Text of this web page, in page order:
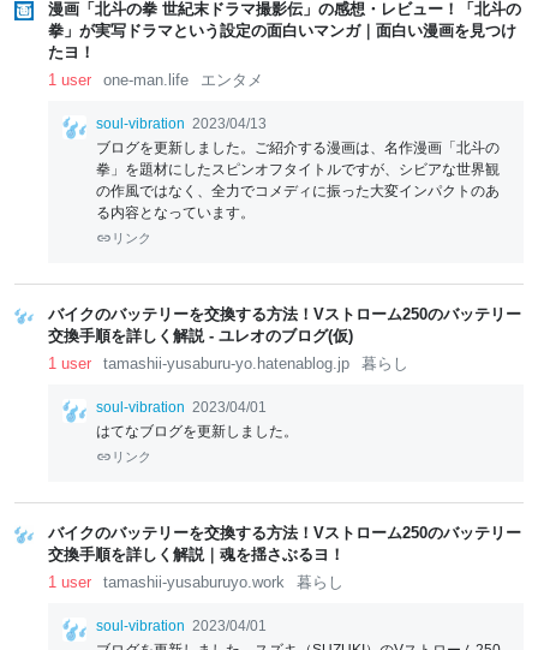
漫画「北斗の拳 世紀末ドラマ撮影伝」の感想・レビュー！「北斗の
拳」が実写ドラマという設定の面白いマンガ｜面白い漫画を見つけ
たヨ！
1 user
one-man.life エンタメ
soul-vibration 2023/04/13
ブログを更新しました。ご紹介する漫画は、名作漫画「北斗の
拳」を題材にしたスピンオフタイトルですが、シビアな世界観
の作風ではなく、全力でコメディに振った大変インパクトのあ
る内容となっています。
リンク
バイクのバッテリーを交換する方法！Vストローム250のバッテリー
交換手順を詳しく解説 - ユレオのブログ(仮)
1 user
tamashii-yusaburu-yo.hatenablog.jp 暮らし
soul-vibration 2023/04/01
はてなブログを更新しました。
リンク
バイクのバッテリーを交換する方法！Vストローム250のバッテリー
交換手順を詳しく解説｜魂を揺さぶるヨ！
1 user
tamashii-yusaburuyo.work 暮らし
soul-vibration 2023/04/01